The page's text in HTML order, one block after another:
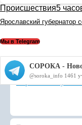
Происшествия5
Ярославский губернатор
Мы в Telegram